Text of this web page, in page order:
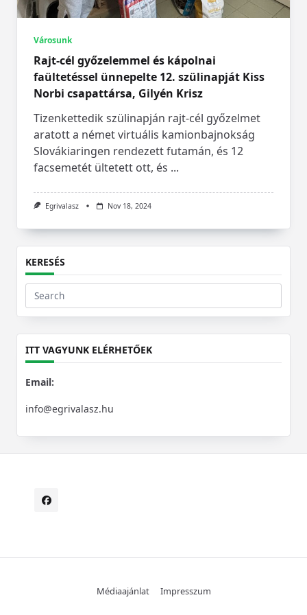
Városunk
Rajt-cél győzelemmel és kápolnai
faültetéssel ünnepelte 12. szülinapját Kiss
Norbi csapattársa, Gilyén Krisz
Tizenkettedik szülinapján rajt-cél győzelmet
aratott a német virtuális kamionbajnokság
Slovákiaringen rendezett futamán, és 12
facsemetét ültetett ott, és ...
Egrivalasz Nov 18, 2024
KERESÉS
Search
for:
ITT VAGYUNK ELÉRHETŐEK
Email:
info@egrivalasz.hu
Médiaajánlat Impresszum